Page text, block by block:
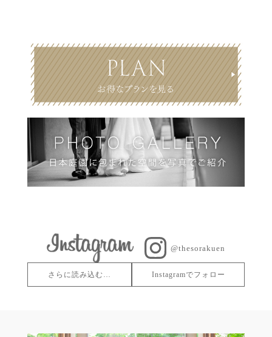
@thesorakuen
さらに読み込む… Instagramでフォロー